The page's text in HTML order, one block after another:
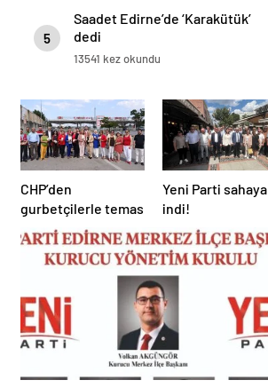
5
Saadet Edirne’de ‘Karakütük’
dedi
13541 kez okundu
CHP’den
gurbetçilerle temas
Yeni Parti sahaya
indi!